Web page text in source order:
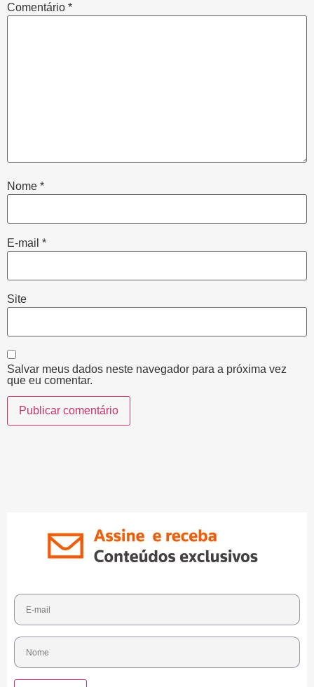
Comentário *
Nome *
E-mail *
Site
Salvar meus dados neste navegador para a próxima vez
que eu comentar.